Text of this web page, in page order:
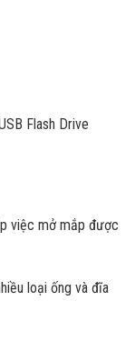
Flash Drive
việc mở mắp được
loại ống và đĩa